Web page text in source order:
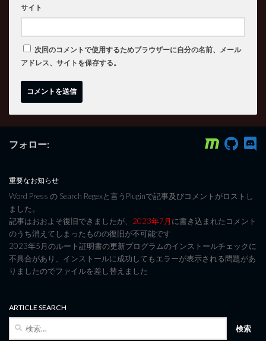
サイト
次回のコメントで使用するためブラウザーに自分の名前、メール
アドレス、サイトを保存する。
フォロー:
重要なお知らせ
Word Press の Search Regexと言うPluginで記事及びコメントがロストし
ました。
記事はおおよそ復旧できましたが、 2023年7月に書き込まれたコメント
のうち消えてしまったものの復旧が不可能です
2023年5月のルート証明書の更新プログラムのインストールチェックに
不具合があり、インストールに成功してもエラーが表示される問題があ
りましたのでファイルを差し替えました
ARTICLE SEARCH
検